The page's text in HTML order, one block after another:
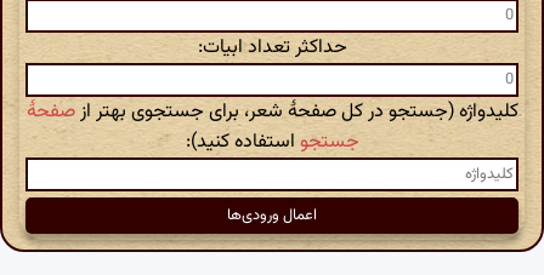
حداکثر تعداد ابیات:
کلیدواژه (جستجو در کل صفحهٔ شعر، برای جستجوی بهتر ازصفحهٔ
جستجو استفاده کنید):